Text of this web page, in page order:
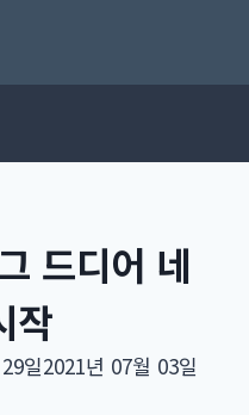
드디어 네
작
일2021년 07월 03일